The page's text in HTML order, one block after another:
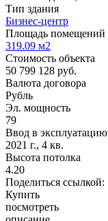
Тип здания
Бизнес-центр
Площадь помещений
319.09 м2
Стоимость объекта
50 799 128 руб.
Валюта договора
Рубль
Эл. мощность
79
Ввод в эксплуатацию
2021 г., 4 кв.
Высота потолка
4.20
Поделиться ссылкой:
Купить
посмотреть